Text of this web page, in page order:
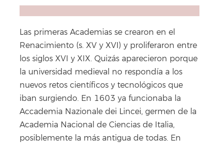
Las primeras Academias se crearon en el
Renacimiento (s. XV y XVI) y proliferaron entre
los siglos XVI y XIX. Quizás aparecieron porque
la universidad medieval no respondía a los
nuevos retos científicos y tecnológicos que
iban surgiendo. En 1603 ya funcionaba la
Accademia Nazionale dei Lincei, germen de la
Academia Nacional de Ciencias de Italia,
posiblemente la más antigua de todas. En